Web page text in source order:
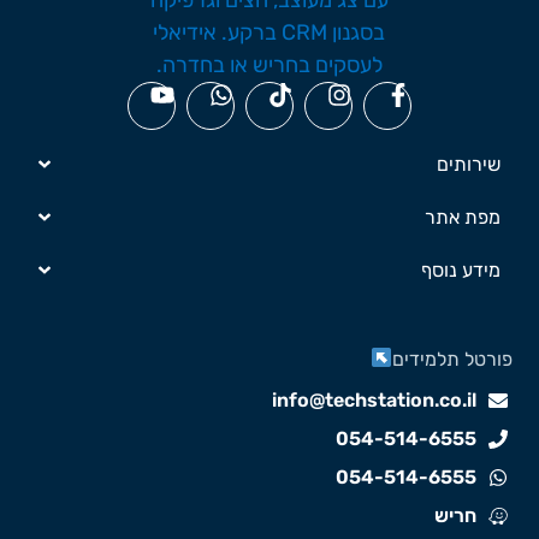
שירותים
מפת אתר
מידע נוסף
info@techstation.co.il
054-514-6555
054-514-6555
חריש
תלמידים